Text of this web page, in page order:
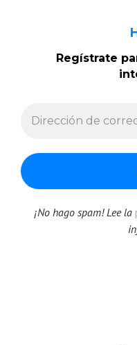
Regístrate
¡No hago spam! Lee la